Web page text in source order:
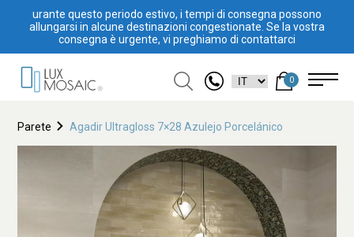
urante questo periodo estivo, i tempi di consegna possono
allungarsi in alcune destinazioni congestionate. Se la vostra
consegna è urgente, vi preghiamo di contattarci
0
Parete Agadir Ultragloss 7×28 Azulejo Porcelánico